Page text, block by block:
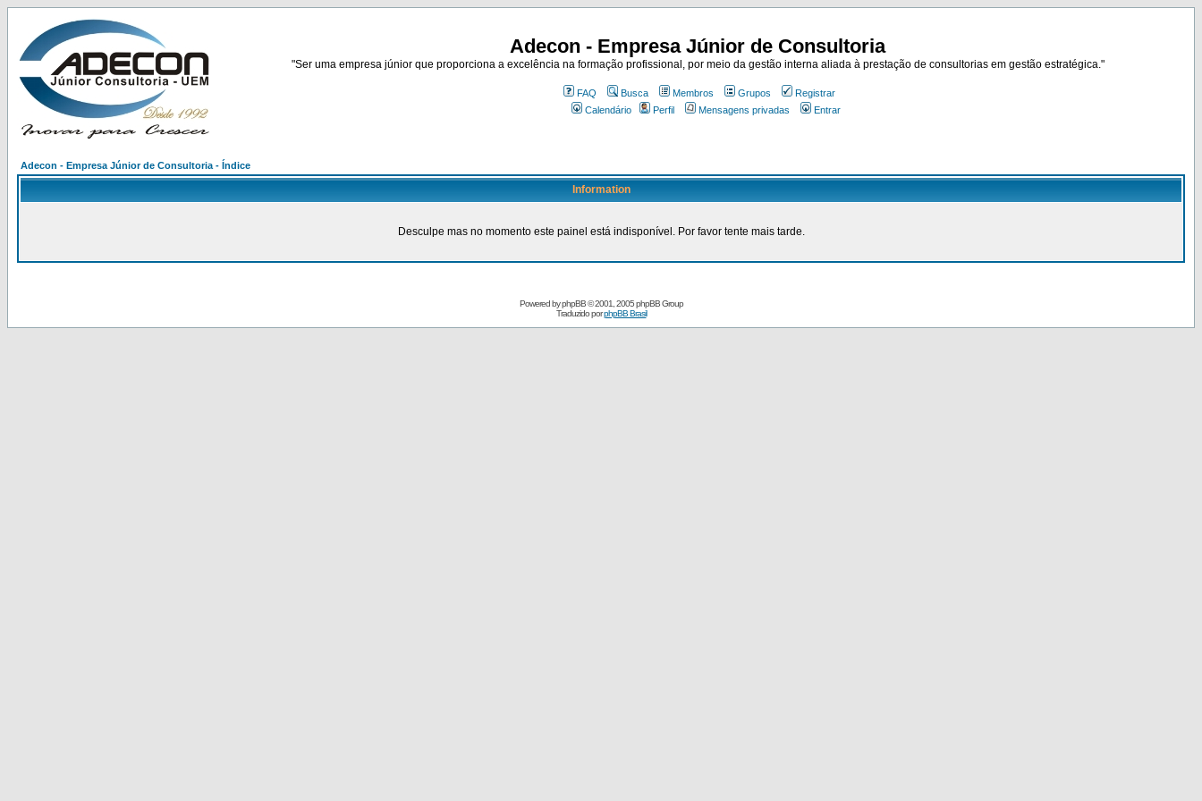
Adecon - Empresa Júnior de Consultoria
"Ser uma empresa júnior que proporciona a excelência na formação profissional, por meio da gestão interna aliada à prestação de consultorias em gestão estratégica."
FAQ Busca Membros Grupos
Registrar
Calendário
Perfil Mensagens privadas Entrar
Adecon - Empresa Júnior de Consultoria - Índice
Information
Desculpe mas no momento este painel está indisponível. Por favor tente mais tarde.
Powered byphpBB© 2001, 2005 phpBB Group
Traduzido porphpBB Brasil